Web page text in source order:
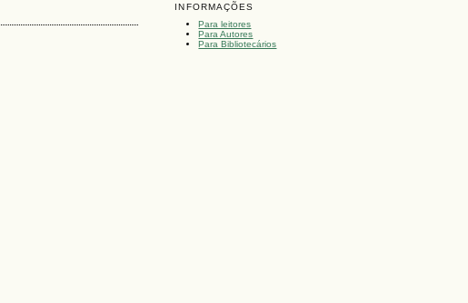
INFORMAÇÕES
Para leitores
Para Autores
Para Bibliotecários